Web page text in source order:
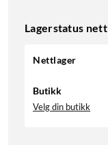
Lagerstatus
Nettlager
Butikk
Velg din butikk